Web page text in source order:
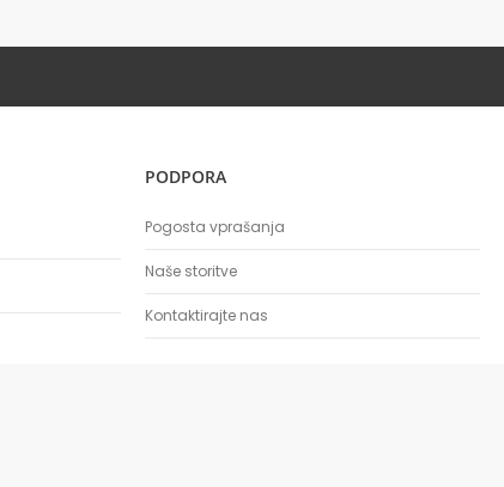
PODPORA
Pogosta vprašanja
Naše storitve
Kontaktirajte nas